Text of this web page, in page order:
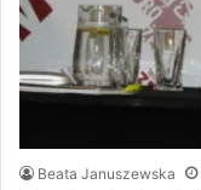
Beata Januszewska